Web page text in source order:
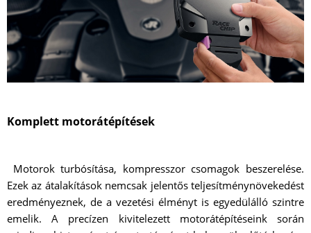
Komplett motorátépítések
Motorok turbósítása, kompresszor csomagok beszerelése.
Ezek az átalakítások nemcsak jelentős teljesítménynövekedést
eredményeznek, de a vezetési élményt is egyedülálló szintre
emelik. A precízen kivitelezett motorátépítéseink során